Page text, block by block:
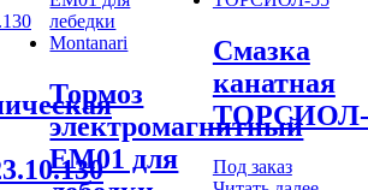
Тормоз
электромагнитный
EM01 для
Смазка
канатная
ТОРСИОЛ-
Под заказ